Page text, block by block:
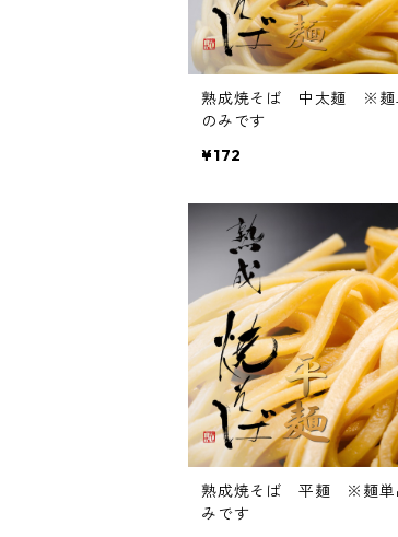
熟成焼そば 中太麺 ※麺
のみです
¥172
熟成焼そば 平麺 ※麺単
みです